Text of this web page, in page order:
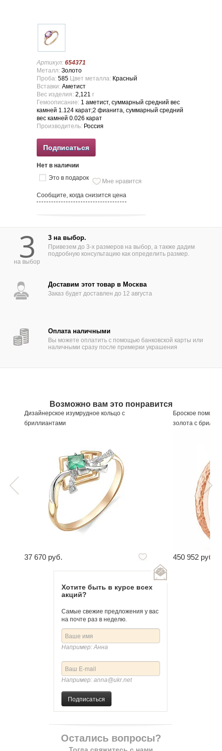
Артикул: 654371
Металл: Золото
Проба: 585 Цвет металла: Красный
Вставки: Аметист
Вес изделия: 2,121 г
Гемоописание: 1 аметист, суммарный средний вес
камней 1.124 карат;2 фианита, суммарный средний
вес камней 0.026 карат
Производитель: Россия
Подписаться
Нет в наличии
Мне нравится
Это в подарок
Сообщите, когда снизится цена
3
на выбор
3 на выбор.
Привезем до 3-х размеров на выбор, а также дадим
подробную консультацию как определить размер.
Доставим этот товар в Москва
Заказ будет доставлен до 12 августа
Оплата наличными
Вы можете оплатить с помощью банковской карты или
наличными сразу после примерки украшения
Возможно вам это понравится
Дизайнерское изумрудное кольцо с
бриллиантами
37 670 руб.
Броское
золота с
450 952 руб.
Хотите быть в курсе всех
акций?
Самые свежие предложения у вас
на почте раз в неделю.
Например: Анна
Например: anna@ukr.net
Подписаться
Остались вопросы?